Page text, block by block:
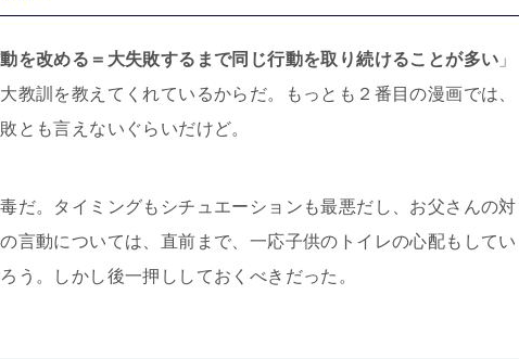
を改める＝大失敗するまで同じ行動を取り続けることが多い 」
大教訓を教えてくれているからだ。もっとも２番目の漫画では、
とも言えないぐらいだけど。
だ。タイミングもシチュエーションも最悪だし、お父さんの対
言動については、直前まで、一応子供のトイレの心配もしてい
う。しかし後一押ししておくべきだった。